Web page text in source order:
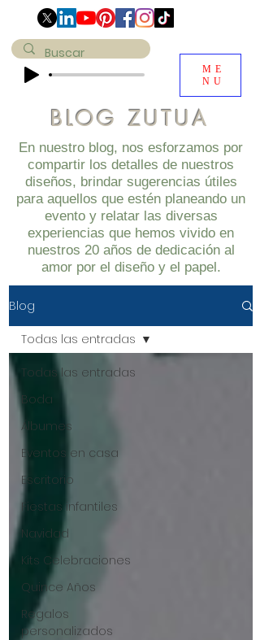
ME
NU
BLOG ZUTUA
En nuestro blog, nos esforzamos por
compartir los detalles de nuestros
diseños, brindar sugerencias útiles
para aquellos que estén planeando un
evento y relatar las diversas
experiencias que hemos vivido en
nuestros 20 años de dedicación al
amor por el diseño y el papel.
Blog
Todas las entradas
Boda
Álbumes
Eventos en casa
Escritorio
Fiestas infantiles
Navidad
Kits Celebraciones
Quince Años
Regalos
personalizados
Todas las entradas